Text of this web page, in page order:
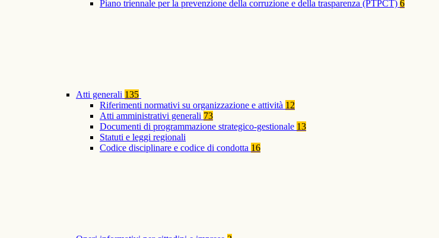
Piano triennale per la prevenzione della corruzione e della trasparenza (PTPCT) 6
Atti generali 135
Riferimenti normativi su organizzazione e attività 12
Atti amministrativi generali 73
Documenti di programmazione strategico-gestionale 13
Statuti e leggi regionali
Codice disciplinare e codice di condotta 16